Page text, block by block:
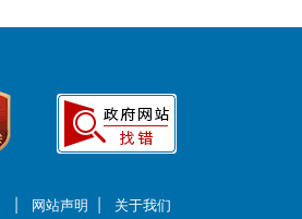
网站声明 关于我们